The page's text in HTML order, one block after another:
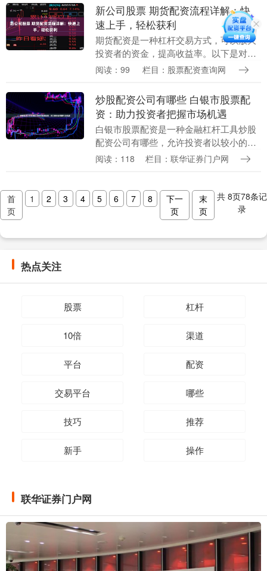
网上股票....
新公司股票 期货配资流程详解：快
速上手，轻松获利
期货配资是一种杠杆交易方式，可以放大
投资者的资金，提高收益率。以下是对期
货配资流程的详细说明： 1. **了解配债信
价格、....
阅读：99 栏目：股票配资查询网
炒股配资公司有哪些 白银市股票配
资：助力投资者把握市场机遇
白银市股票配资是一种金融杠杆工具炒股
配资公司有哪些，允许投资者以较小的自
有资金撬动更大的资金进行股票投资。它
阅读：118 栏目：联华证券门户网
首
页
1 2 3 4 5 6 7 8
下一
页
末
页
共 8页78条记
录
热点关注
股票 杠杆
10倍 渠道
平台 配资
交易平台 哪些
技巧 推荐
新手 操作
联华证券门户网